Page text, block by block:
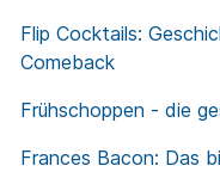
Flip Cocktails:
Comeback
Frühschoppen - die
Frances Bacon: Das